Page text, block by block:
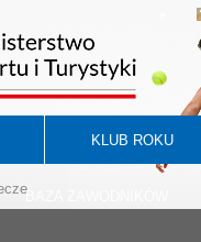
KLUB ROKU
BAZA ZAWODNIKÓW